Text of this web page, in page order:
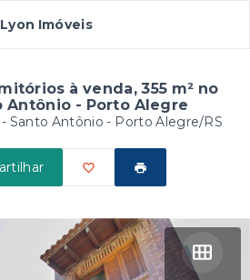
Lyon Imóveis
à venda, 355 m² no
Antônio - Porto Alegre
Santo Antônio - Porto Alegre/RS